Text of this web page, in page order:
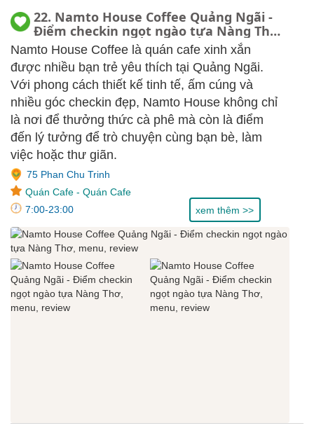
22. Namto House Coffee Quảng Ngãi -
Điểm checkin ngọt ngào tựa Nàng Thơ,
menu, review
Namto House Coffee là quán cafe xinh xắn
được nhiều bạn trẻ yêu thích tại Quảng Ngãi.
Với phong cách thiết kế tinh tế, ấm cúng và
nhiều góc checkin đẹp, Namto House không chỉ
là nơi để thưởng thức cà phê mà còn là điểm
đến lý tưởng để trò chuyện cùng bạn bè, làm
việc hoặc thư giãn.
75 Phan Chu Trinh
Quán Cafe - Quán Cafe
7:00-23:00
xem thêm >>